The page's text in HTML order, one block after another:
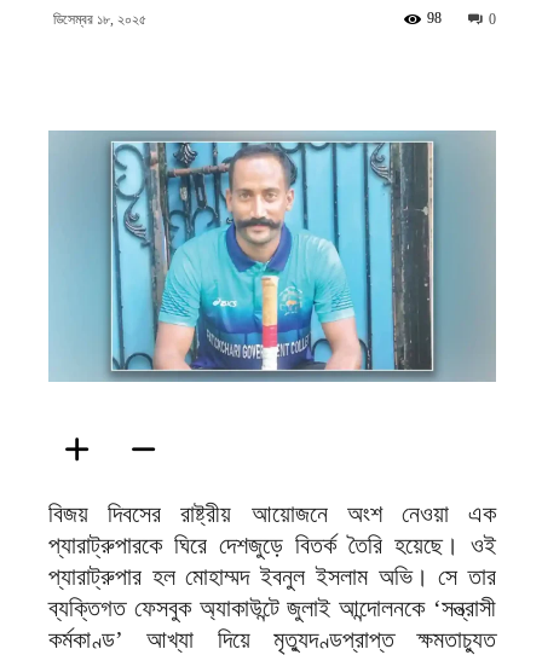
ডিসেম্বর ১৮, ২০২৫ 0
98
বিজয় দিবসের রাষ্ট্রীয় আয়োজনে অংশ নেওয়া এক
প্যারাট্রুপারকে ঘিরে দেশজুড়ে বিতর্ক তৈরি হয়েছে। ওই
প্যারাট্রুপার হল মোহাম্মদ ইবনুল ইসলাম অভি। সে তার
ব্যক্তিগত ফেসবুক অ্যাকাউন্টে জুলাই আন্দোলনকে ‘সন্ত্রাসী
কর্মকাণ্ড’ আখ্যা দিয়ে মৃত্যুদণ্ডপ্রাপ্ত ক্ষমতাচ্যুত